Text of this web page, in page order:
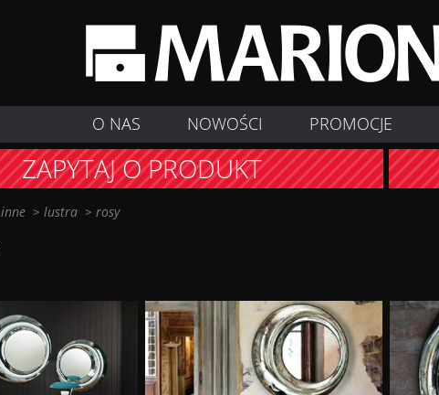
O NAS NOWOŚCI PROMOCJE
ZAPYTAJ O PRODUKT
inne> lustra> rosy